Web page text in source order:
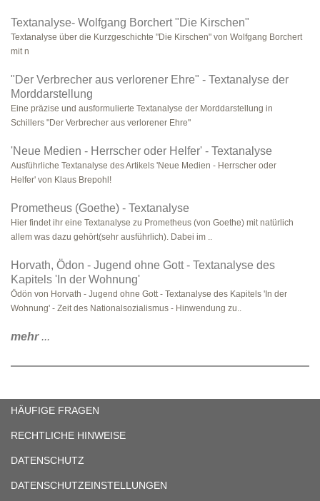
Textanalyse- Wolfgang Borchert "Die Kirschen"
Textanalyse über die Kurzgeschichte "Die Kirschen" von Wolfgang Borchert
mit n
"Der Verbrecher aus verlorener Ehre" - Textanalyse der
Morddarstellung
Eine präzise und ausformulierte Textanalyse der Morddarstellung in
Schillers "Der Verbrecher aus verlorener Ehre"
'Neue Medien - Herrscher oder Helfer' - Textanalyse
Ausführliche Textanalyse des Artikels 'Neue Medien - Herrscher oder
Helfer' von Klaus Brepohl!
Prometheus (Goethe) - Textanalyse
Hier findet ihr eine Textanalyse zu Prometheus (von Goethe) mit natürlich
allem was dazu gehört(sehr ausführlich). Dabei im ..
Horvath, Ödon - Jugend ohne Gott - Textanalyse des
Kapitels 'In der Wohnung'
Ödön von Horvath - Jugend ohne Gott - Textanalyse des Kapitels 'In der
Wohnung' - Zeit des Nationalsozialismus - Hinwendung zu..
mehr...
HÄUFIGE FRAGEN
RECHTLICHE HINWEISE
DATENSCHUTZ
DATENSCHUTZEINSTELLUNGEN